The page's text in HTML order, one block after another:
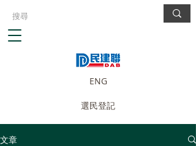
ENG
選民登記
文章